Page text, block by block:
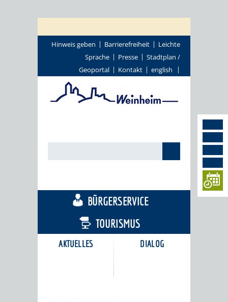
Hinweis geben Barrierefreiheit
Leichte
Sprache
Presse
Stadtplan /
Geoportal
Kontakt english
AKTUELLES DIALOG
BÜRGERSERVICE
TOURISMUS
KARRIEREPORTAL